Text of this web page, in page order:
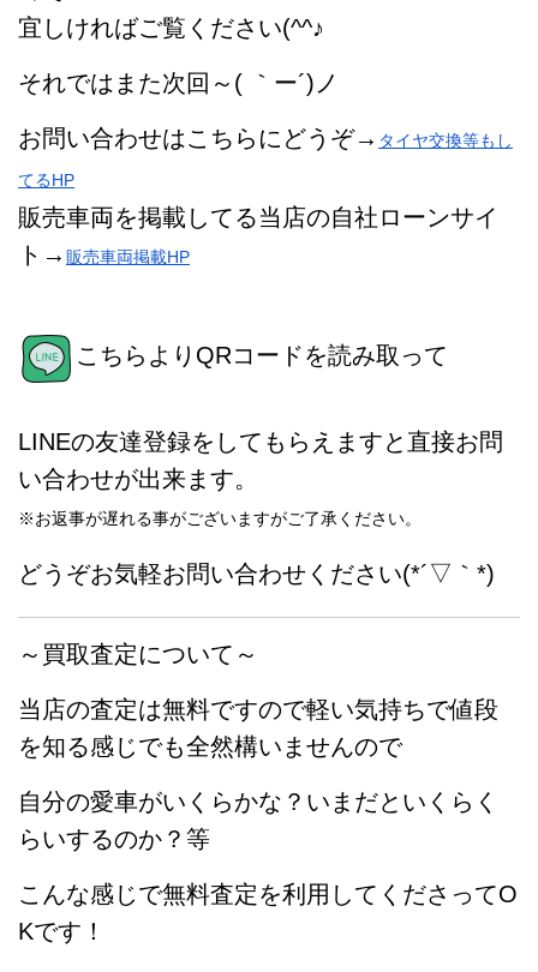
宜しければご覧ください(^^♪
それではまた次回～( ｀ー´)ノ
お問い合わせはこちらにどうぞ→ タイヤ交換等もし
てるHP
販売車両を掲載してる当店の自社ローンサイ
ト→ 販売車両掲載HP
こちらよりQRコードを読み取って
LINEの友達登録をしてもらえますと直接お問
い合わせが出来ます。
※お返事が遅れる事がございますがご了承ください。
どうぞお気軽お問い合わせください(*´▽｀*)
～買取査定について～
当店の査定は無料ですので軽い気持ちで値段
を知る感じでも全然構いませんので
自分の愛車がいくらかな？いまだといくらく
らいするのか？等
こんな感じで無料査定を利用してくださってO
Kです！